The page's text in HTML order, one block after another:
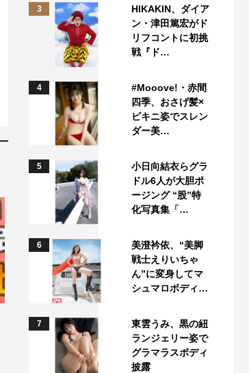
3
HIKAKIN、ダイア
ン・津田篤宏がド
リフコントに初挑
戦『ド…
4
#Mooove!・赤間
四季、おさげ髪×
ビキニ姿でスレン
ダー美…
5
小日向結衣らグラ
ドル6人が大胆ポ
ージング “股”特
化写真集「…
6
美澄衿依、“美脚
戦士えりいちゃ
ん”に変身してマ
シュマロボディ…
7
東雲うみ、黒の紐
ランジェリー姿で
グラマラスボディ
披露